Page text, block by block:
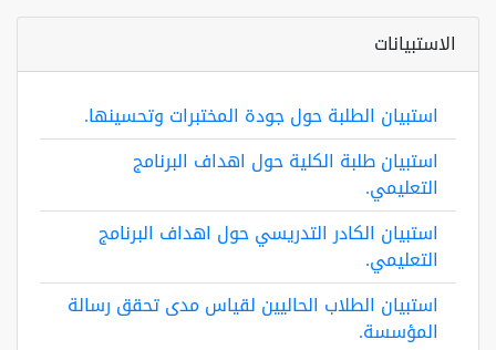
الاستبيانات
استبيان الطلبة حول جودة المختبرات وتحسينها.
استبيان طلبة الكلية حول اهداف البرنامج
التعليمي.
استبيان الكادر التدريسي حول اهداف البرنامج
التعليمي.
استبيان الطلاب الحاليين لقياس مدى تحقق رسالة
المؤسسة.